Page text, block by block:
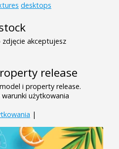
desktops
akceptujesz
release
i property release.
użytkowania
|